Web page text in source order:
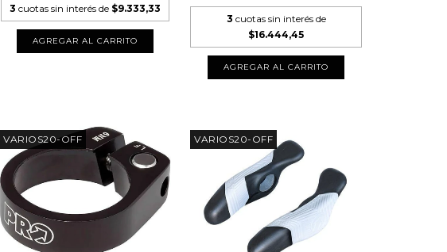
3 cuotas sin interés de $9.333,33
3 cuotas sin interés de
$16.444,45
VARIOS20-OFF VARIOS20-OFF